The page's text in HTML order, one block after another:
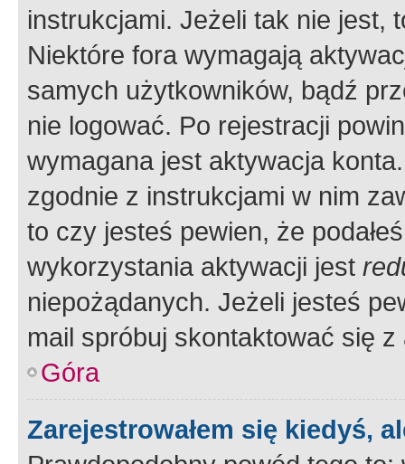
instrukcjami. Jeżeli tak nie jest,
Niektóre fora wymagają
samych użytkowników, bądź
nie logować. Po rejestracji
wymagana jest aktywacja
zgodnie z instrukcjami w nim
to czy jesteś pewien, że
wykorzystania aktywacji jest
niepożądanych. Jeżeli jesteś
mail spróbuj skontaktować się
Góra
Zarejestrowałem się kiedyś,